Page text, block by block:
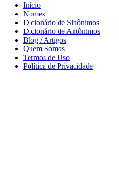
Início
Nomes
Dicionário de Sinônimos
Dicionário de Antônimos
Blog / Artigos
Quem Somos
Termos de Uso
Política de Privacidade